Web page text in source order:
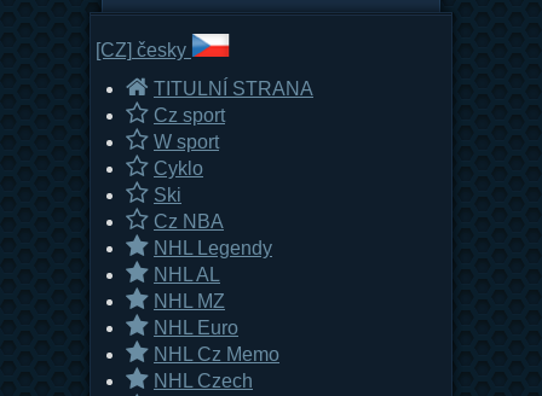
[CZ] česky
TITULNÍ STRANA
Cz sport
W sport
Cyklo
Ski
Cz NBA
NHL Legendy
NHL AL
NHL MZ
NHL Euro
NHL Cz Memo
NHL Czech